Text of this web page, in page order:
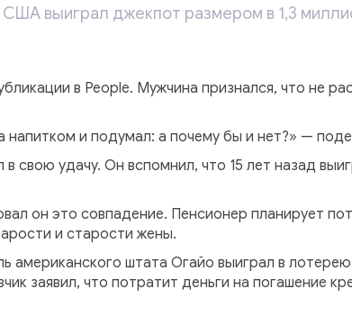
выиграл джекпот размером в 1,3
в People. Мужчина признался, что не
напитком и подумал: а почему бы и нет?» —
свою удачу. Он вспомнил, что 15 лет назад
он это совпадение. Пенсионер планирует
и старости жены.
американского штата Огайо выиграл в
заявил, что потратит деньги на погашение